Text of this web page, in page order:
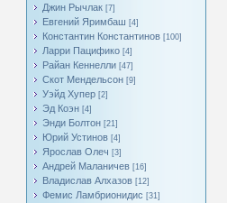
Джин Рычлак [7]
Евгений Яримбаш [4]
Константин Константинов [100]
Ларри Пацифико [4]
Райан Кеннелли [47]
Скот Мендельсон [9]
Уэйд Хупер [2]
Эд Коэн [4]
Энди Болтон [21]
Юрий Устинов [4]
Ярослав Олеч [3]
Андрей Маланичев [16]
Владислав Алхазов [12]
Фемис Ламбрионидис [31]